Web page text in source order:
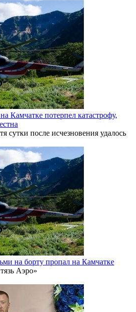
Камчатке потерпел катастрофу,
сутки после исчезновения удалось
на борту пропал на Камчатке
Аэро»